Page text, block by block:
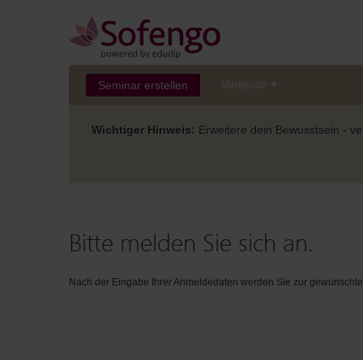
Seminar erstellen Marktplatz
Wichtiger Hinweis: Erweitere dein Bewusstsein -
Bitte melden Sie sich an.
Nach der Eingabe Ihrer Anmeldedaten werden Sie zur